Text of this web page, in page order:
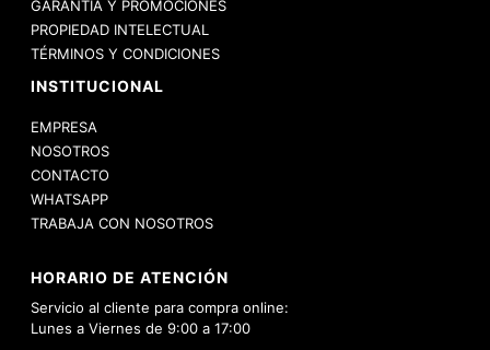
GARANTÍA Y PROMOCIONES
PROPIEDAD INTELECTUAL
TÉRMINOS Y CONDICIONES
INSTITUCIONAL
EMPRESA
NOSOTROS
CONTACTO
WHATSAPP
TRABAJA CON NOSOTROS
HORARIO DE ATENCIÓN
Servicio al cliente para compra online:
Lunes a Viernes de 9:00 a 17:00